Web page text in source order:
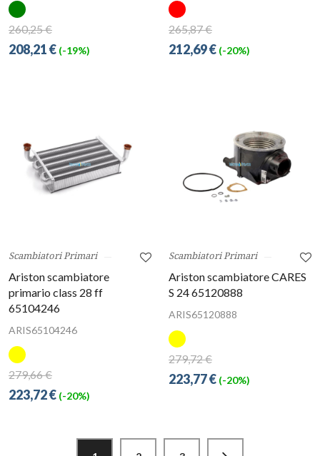
260,25 €
208,21 € (-19%)
265,87 €
212,69 € (-20%)
Scambiatori Primari
Ariston scambiatore
primario class 28 ff
65104246
ARIS65104246
279,66 €
223,72 € (-20%)
Scambiatori Primari
Ariston scambiatore CARES
S 24 65120888
ARIS65120888
279,72 €
223,77 € (-20%)